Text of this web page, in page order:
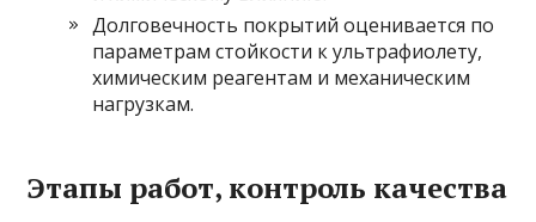
Долговечность покрытий оценивается по
параметрам стойкости к ультрафиолету,
химическим реагентам и механическим
нагрузкам.
Этапы работ, контроль качества